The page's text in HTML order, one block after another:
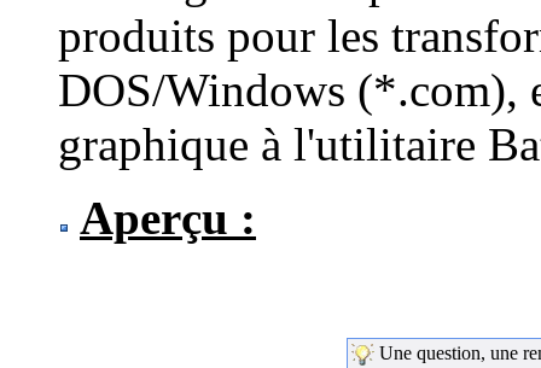
produits pour les
DOS/Windows (*.com),
graphique à l'utilitaire
Aperçu :
Une question, une